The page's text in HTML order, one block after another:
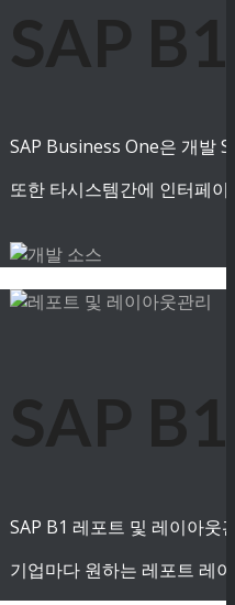
SAP
SAP Business One은 개발
또한 타시스템간에 인터페
SAP
SAP B1 레포트 및 레이아웃
기업마다 원하는 레포트 레